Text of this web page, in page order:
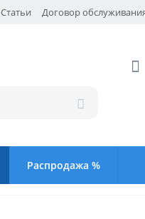
Статьи Договор
Распродажа %